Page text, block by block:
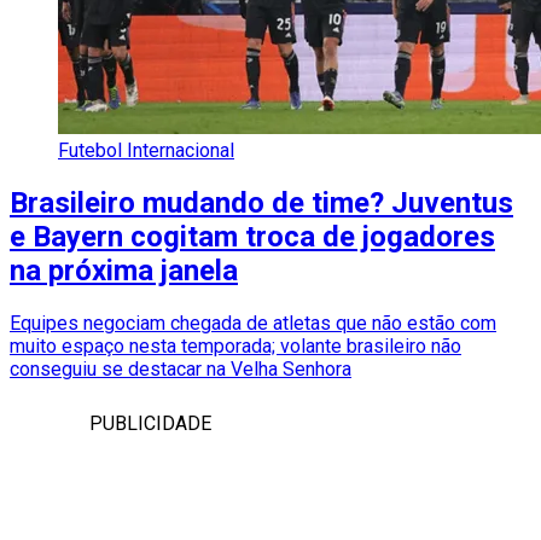
Futebol Internacional
Brasileiro mudando de time? Juventus
e Bayern cogitam troca de jogadores
na próxima janela
Equipes negociam chegada de atletas que não estão com
muito espaço nesta temporada; volante brasileiro não
conseguiu se destacar na Velha Senhora
PUBLICIDADE